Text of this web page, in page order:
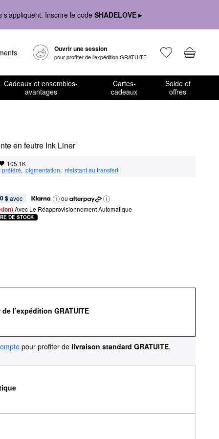
Inscrire le code SHADELOVE ▸
Ouvrir une session
pour profiter de l’expédition GRATUITE
Cadeaux et ensembles-
avantages
Cartes-
cadeaux
Solde et
offres
en feutre Ink Liner
105.1K
préféré, pigmentation, résistant au transfert
$ avec
ou
Avec Le Réapprovisionnement Automatique
DE STOCK
l’expédition GRATUITE
pour profiter de livraison standard GRATUITE.